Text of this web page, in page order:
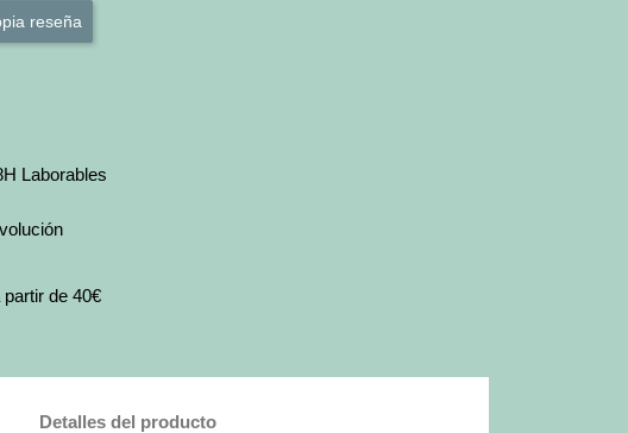
reseña
Laborables
de 40€
Detalles del producto